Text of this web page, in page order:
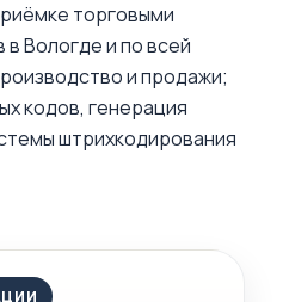
торговыми
Вологде и по всей
и продажи;
кодов, генерация
штрихкодирования